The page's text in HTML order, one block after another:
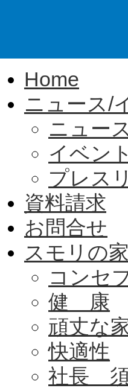
Home
ニュース/
ニュー
イベント
プレス
資料請求
お問合せ
スモリの
コンセ
健 康
頑丈な
快適性
社長 須